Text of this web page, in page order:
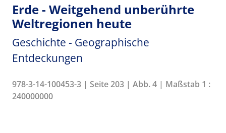
Erde - Weitgehend unberührte
Weltregionen heute
Geschichte - Geographische
Entdeckungen
978-3-14-100453-3 | Seite 203 | Abb. 4 | Maßstab 1 :
240000000